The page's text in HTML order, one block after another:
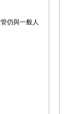
仍與一般人